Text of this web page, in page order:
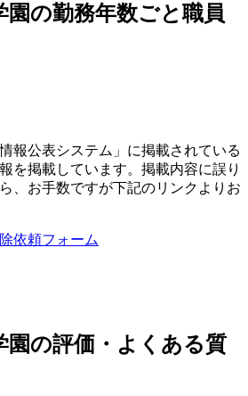
園の勤務年数ごと職員
報公表システム」に掲載されている
を掲載しています。掲載内容に誤り
、お手数ですが下記のリンクよりお
依頼フォーム
園の評価・よくある質